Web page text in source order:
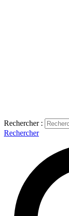
Rechercher :
Rechercher